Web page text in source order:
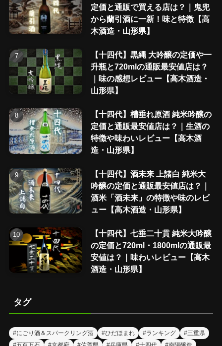
定価と通販で買える店は？｜鬼兜
から蘭引酒に一新！味と特徴【高
木酒造・山形県】
【十四代】黒縄 大吟醸の定価や一
升瓶と720mlの通販最安値店は？
｜味の感想レビュー【高木酒造・
山形県】
【十四代】槽垂れ原酒 純米吟醸の
定価と通販最安値店は？｜生酒の
特徴や味わいレビュー【高木酒
造・山形県】
【十四代】酒未来 上諸白 純米大
吟醸の定価と通販最安値店は？｜
酒米「酒未来」の特徴や味のレビ
ュー【高木酒造・山形県】
【十四代】七垂二十貫 純米大吟醸
の定価と720ml・1800mlの通販最
安値は？｜味わいレビュー【高木
酒造・山形県】
タグ
#にごり酒＆スパークリング酒 #ひだほまれ #ランキング
#三重県